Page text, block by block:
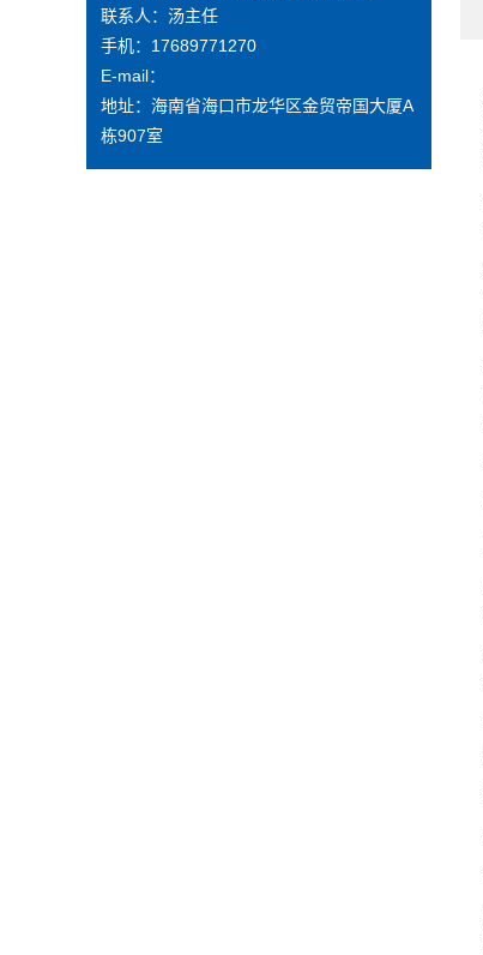
联系人：汤主任
手机：17689771270
E-mail：
地址：海南省海口市龙华区金贸帝国大厦A
栋907室